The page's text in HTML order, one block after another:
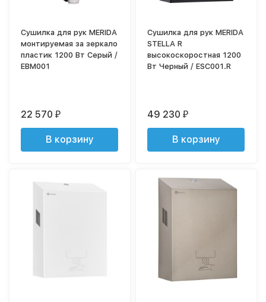
Сушилка для рук MERIDA
монтируемая за зеркало
пластик 1200 Вт Серый /
EBM001
22 570₽
В корзину
Сушилка для рук MERIDA
STELLA R
высокоскоростная 1200
Вт Черный / ESC001.R
49 230₽
В корзину